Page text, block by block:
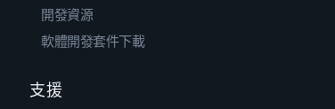
開發資源
軟體開發套件下載
支援